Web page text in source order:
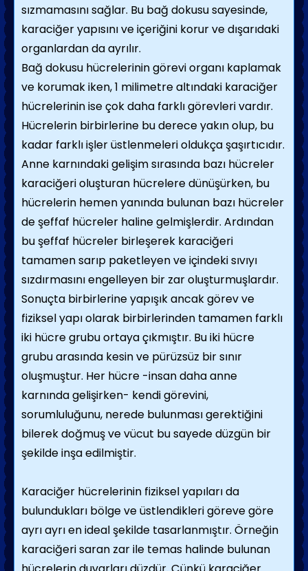
sızmamasını sağlar. Bu bağ dokusu sayesinde,
karaciğer yapısını ve içeriğini korur ve dışarıdaki
organlardan da ayrılır.
Bağ dokusu hücrelerinin görevi organı kaplamak
ve korumak iken, 1 milimetre altındaki karaciğer
hücrelerinin ise çok daha farklı görevleri vardır.
Hücrelerin birbirlerine bu derece yakın olup, bu
kadar farklı işler üstlenmeleri oldukça şaşırtıcıdır.
Anne karnındaki gelişim sırasında bazı hücreler
karaciğeri oluşturan hücrelere dünüşürken, bu
hücrelerin hemen yanında bulunan bazı hücreler
de şeffaf hücreler haline gelmişlerdir. Ardından
bu şeffaf hücreler birleşerek karaciğeri
tamamen sarıp paketleyen ve içindeki sıvıyı
sızdırmasını engelleyen bir zar oluşturmuşlardır.
Sonuçta birbirlerine yapışık ancak görev ve
fiziksel yapı olarak birbirlerinden tamamen farklı
iki hücre grubu ortaya çıkmıştır. Bu iki hücre
grubu arasında kesin ve pürüzsüz bir sınır
oluşmuştur. Her hücre -insan daha anne
karnında gelişirken- kendi görevini,
sorumluluğunu, nerede bulunması gerektiğini
bilerek doğmuş ve vücut bu sayede düzgün bir
şekilde inşa edilmiştir.
Karaciğer hücrelerinin fiziksel yapıları da
bulundukları bölge ve üstlendikleri göreve göre
ayrı ayrı en ideal şekilde tasarlanmıştır. Örneğin
karaciğeri saran zar ile temas halinde bulunan